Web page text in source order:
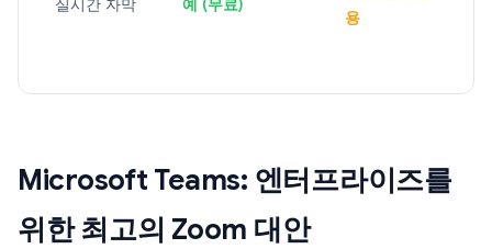
실시간 자막 예 (무료)
용
Microsoft Teams: 엔터프라이즈를
위한 최고의 Zoom 대안